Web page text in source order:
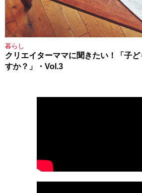
暮らし
クリエイターママに聞きたい！「子
すか？」・Vol.3